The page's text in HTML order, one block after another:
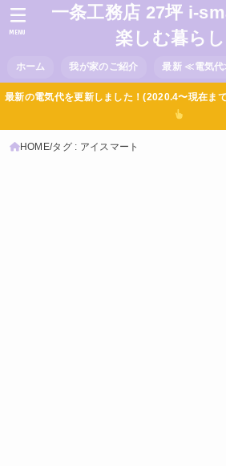
一条工務店 27坪 i-
楽しむ暮ら
ホーム 我が家のご紹介 最新 ≪電気
MENU
最新の電気代を更新しました！(2020.4〜現在
HOME タグ : アイスマート